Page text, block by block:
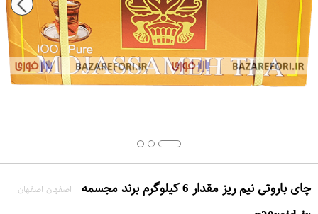
چای باروتی نیم ریز مقدار 6 کیلوگرم برند مجسمه اصفهان اصفهان